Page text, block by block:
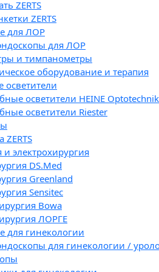
ZERTS
ZERTS
для ЛОР
для ЛОР
и тимпанометры
оборудование и терапия
осветители
осветители HEINE Optotechnik
осветители Riester
ZERTS
и электрохирургия
DS.Med
Greenland
Sensitec
Bowa
ЛОРГЕ
для гинекологии
для гинекологии /